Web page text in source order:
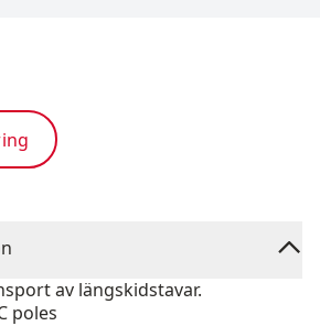
av längskidstavar.
poles